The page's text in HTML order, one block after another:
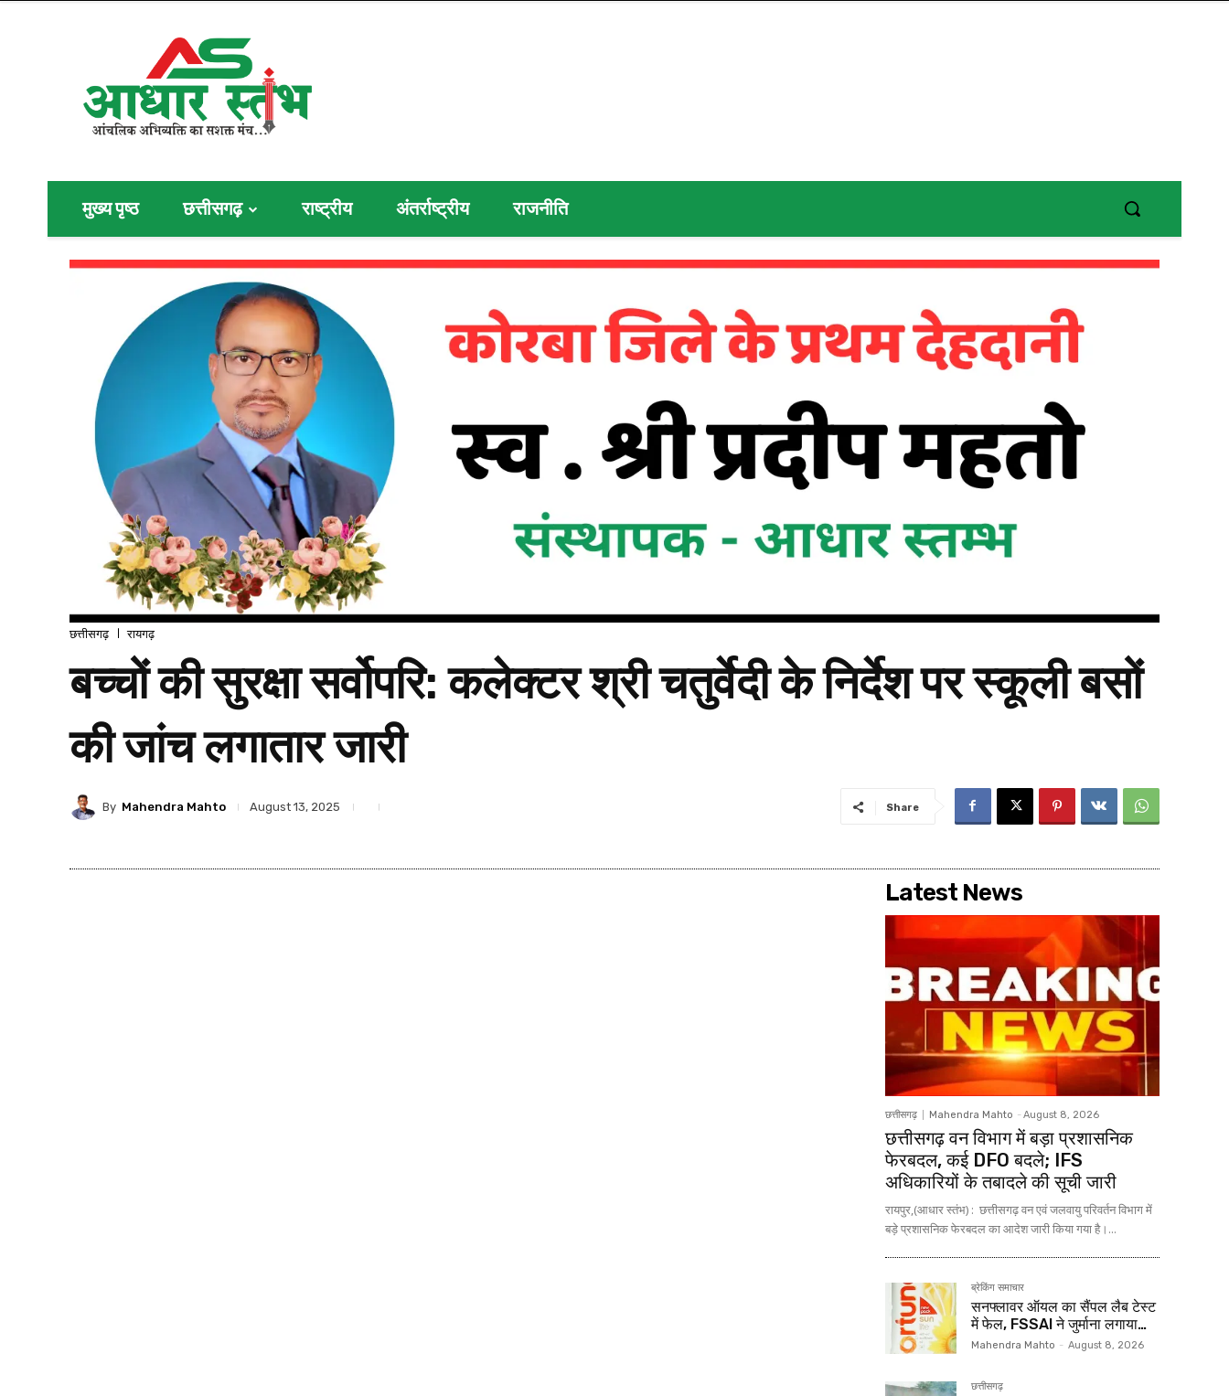
मुख्य पृष्ठ छत्तीसगढ़ राष्ट्रीय अंतर्राष्ट्रीय राजनीति
छत्तीसगढ़ रायगढ़
बच्चों की सुरक्षा सर्वोपरि: कलेक्टर श्री चतुर्वेदी के निर्देश पर स्कूली बसों
की जांच लगातार जारी
By Mahendra Mahto August 13, 2025 Share
Latest News
छत्तीसगढ़ Mahendra Mahto - August 8, 2026
छत्तीसगढ़ वन विभाग में बड़ा प्रशासनिक
फेरबदल, कई DFO बदले; IFS
अधिकारियों के तबादले की सूची जारी
रायपुर,(आधार स्तंभ) : छत्तीसगढ़ वन एवं जलवायु परिवर्तन विभाग में
बड़े प्रशासनिक फेरबदल का आदेश जारी किया गया है।...
ब्रेकिंग समाचार
सनफ्लावर ऑयल का सैंपल लैब टेस्ट
में फेल, FSSAI ने जुर्माना लगाया…
Mahendra Mahto - August 8, 2026
छत्तीसगढ़